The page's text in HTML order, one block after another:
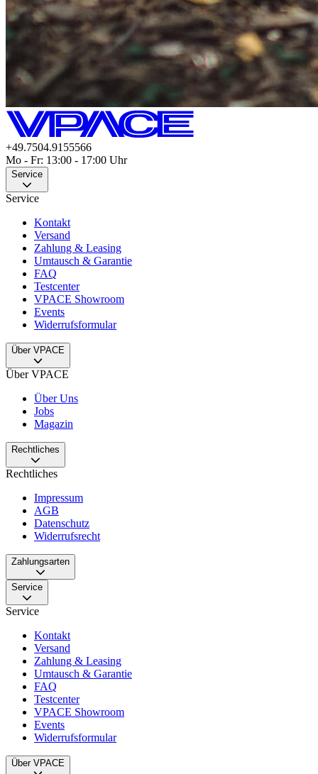
+49.7504.9155566
Mo - Fr: 13:00 - 17:00 Uhr
Service
Service
Kontakt
Versand
Zahlung & Leasing
Umtausch & Garantie
FAQ
Testcenter
VPACE Showroom
Events
Widerrufsformular
Über VPACE
Über VPACE
Über Uns
Jobs
Magazin
Rechtliches
Rechtliches
Impressum
AGB
Datenschutz
Widerrufsrecht
Zahlungsarten
Service
Service
Kontakt
Versand
Zahlung & Leasing
Umtausch & Garantie
FAQ
Testcenter
VPACE Showroom
Events
Widerrufsformular
Über VPACE